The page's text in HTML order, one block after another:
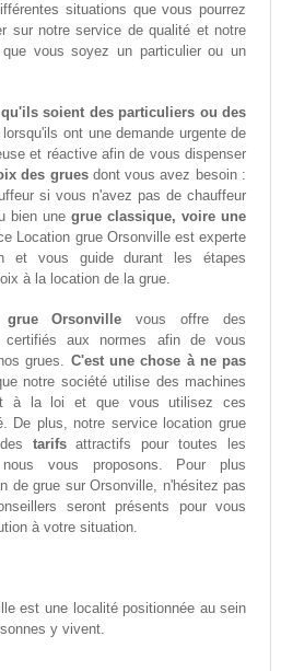
situations que vous pourrez
sur notre service de qualité et notre
vous soyez un particulier ou un
qu'ils soient des particuliers ou des
ont une demande urgente de
et réactive afin de vous dispenser
des gruesdont vous avez besoin :
si vous n'avez pas de chauffeur
bien unegrue classique, voire une
Location grue Orsonville est experte
et vous guide durant les étapes
à la location de la grue.
Orsonville vous offre des
certifiés aux normes afin de vous
grues. C'est une chose à ne pas
notre société utilise des machines
à la loi et que vous utilisez ces
De plus, notre service location grue
tarifsattractifs pour toutes les
vous proposons. Pour plus
de grue sur Orsonville, n'hésitez pas
seront présents pour vous
à votre situation.
est une localité positionnée au sein
y vivent.